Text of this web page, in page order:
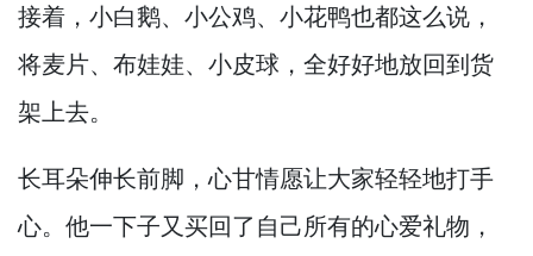
接着， 小白鹅、小公鸡、小花鸭也都这么说，
将麦片、布娃娃、小皮球， 全好好地放回到货
架上去。
长耳朵伸长前脚，心甘情愿让大家轻轻地打手
心。 他一下子又买回了自己所有的心爱礼物，